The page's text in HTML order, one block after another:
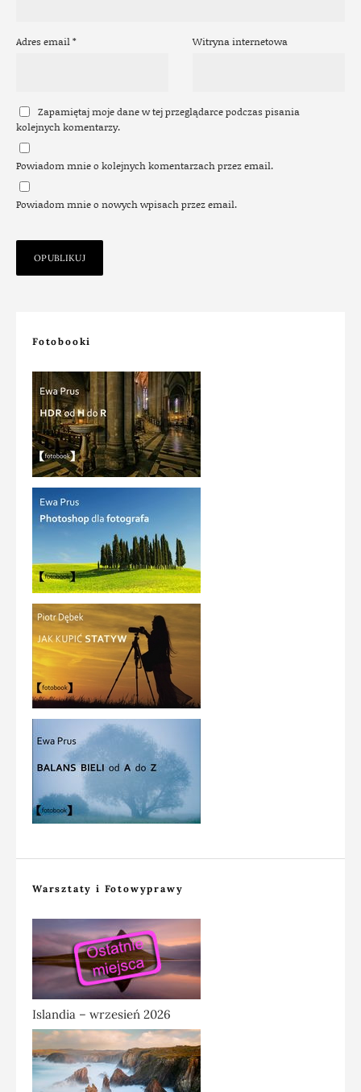
Adres email* Witryna internetowa
Zapamiętaj moje dane w tej przeglądarce podczas pisania
kolejnych komentarzy.
Powiadom mnie o kolejnych komentarzach przez email.
Powiadom mnie o nowych wpisach przez email.
Fotobooki
Warsztaty i Fotowyprawy
Islandia – wrzesień 2026